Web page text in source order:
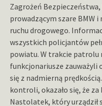
Zagrożeń
prowadzącym szare BMW
ruchu drogowego.
wszystkich policjantów
powiatu. W trakcie patrolu
funkcjonariusze zauważyli
się z nadmierną
kontroli, okazało się, że
Nastolatek, który urządził